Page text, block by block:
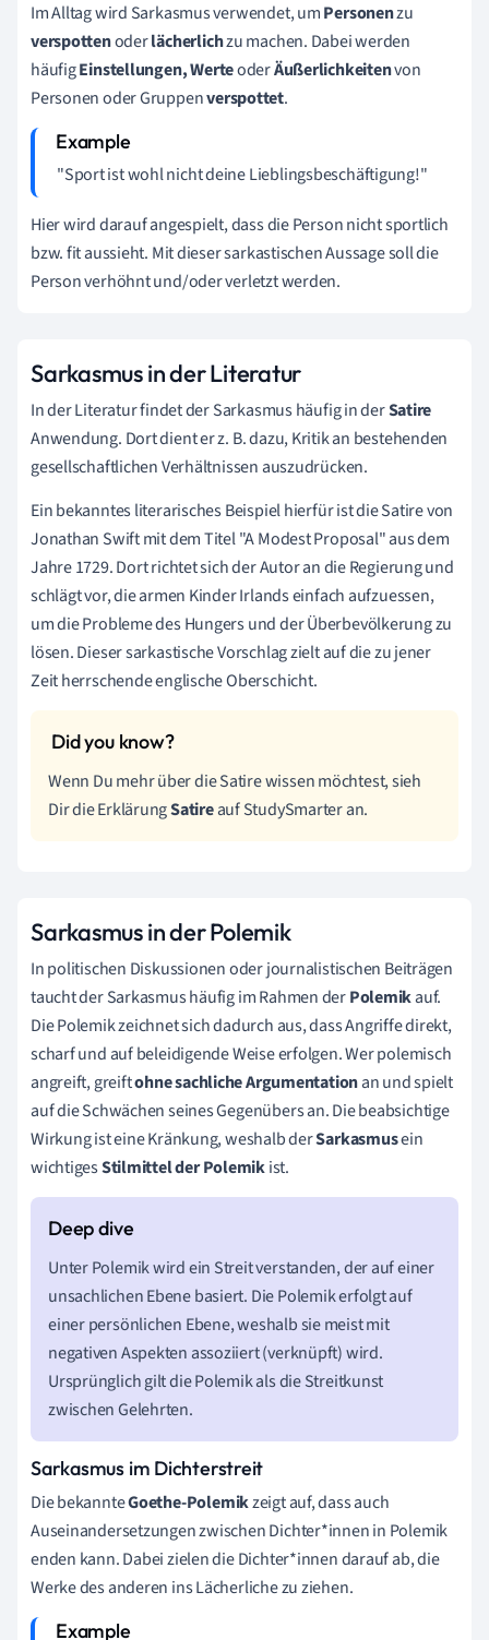
Im Alltag wird Sarkasmus verwendet, umPersonenzu
verspottenoderlächerlichzu machen. Dabei werden
häufigEinstellungen, WerteoderÄußerlichkeitenvon
Personen oder Gruppenverspottet.
"Sport ist wohl nicht deine Lieblingsbeschäftigung!"
Hier wird darauf angespielt, dass die Person nicht sportlich
bzw. fit aussieht. Mit dieser sarkastischen Aussage soll die
Person verhöhnt und/oder verletzt werden.
Sarkasmus in der Literatur
In der Literatur findet der Sarkasmus häufig in derSatire
Anwendung. Dort dient er z. B. dazu, Kritik an bestehenden
gesellschaftlichen Verhältnissen auszudrücken.
Ein bekanntes literarisches Beispiel hierfür ist die Satire von
Jonathan Swift mit dem Titel "A Modest Proposal" aus dem
Jahre 1729. Dort richtet sich der Autor an die Regierung und
schlägt vor, die armen Kinder Irlands einfach aufzuessen,
um die Probleme des Hungers und der Überbevölkerung zu
lösen. Dieser sarkastische Vorschlag zielt auf die zu jener
Zeit herrschende englische Oberschicht.
Wenn Du mehr über die Satire wissen möchtest, sieh
Dir die ErklärungSatireauf StudySmarter an.
Sarkasmus in der Polemik
In politischen Diskussionen oder journalistischen Beiträgen
taucht der Sarkasmus häufig im Rahmen derPolemikauf.
Die Polemik zeichnet sich dadurch aus, dass Angriffe direkt,
scharf und auf beleidigende Weise erfolgen. Wer polemisch
angreift, greiftohne sachliche Argumentationan und spielt
auf die Schwächen seines Gegenübers an. Die beabsichtige
Wirkung ist eine Kränkung, weshalb derSarkasmusein
wichtigesStilmittel der Polemikist.
Unter Polemik wird ein Streit verstanden, der auf einer
unsachlichen Ebene basiert. Die Polemik erfolgt auf
einer persönlichen Ebene, weshalb sie meist mit
negativen Aspekten assoziiert (verknüpft) wird.
Ursprünglich gilt die Polemik als die Streitkunst
zwischen Gelehrten.
Sarkasmus im Dichterstreit
Die bekannteGoethe-Polemikzeigt auf, dass auch
Auseinandersetzungen zwischen Dichter*innen in Polemik
enden kann. Dabei zielen die Dichter*innen darauf ab, die
Werke des anderen ins Lächerliche zu ziehen.